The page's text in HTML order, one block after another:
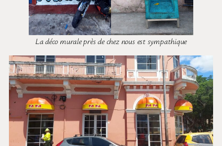
La déco murale près de chez nous est sympathique